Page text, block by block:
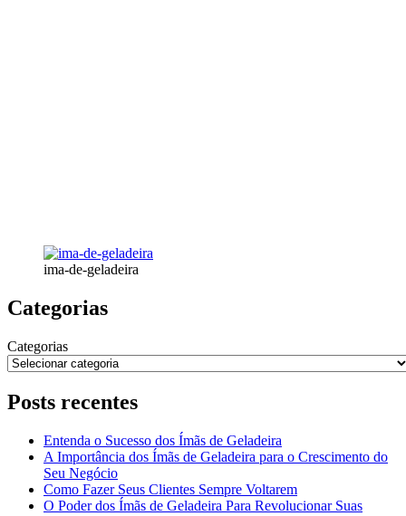
ima-de-geladeira
Categorias
Categorias
Posts recentes
Entenda o Sucesso dos Ímãs de Geladeira
A Importância dos Ímãs de Geladeira para o Crescimento do
Seu Negócio
Como Fazer Seus Clientes Sempre Voltarem
O Poder dos Ímãs de Geladeira Para Revolucionar Suas